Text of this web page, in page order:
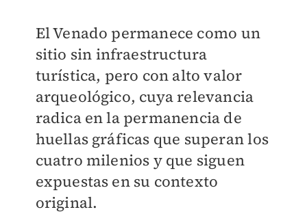
El Venado permanece como un
sitio sin infraestructura
turística, pero con alto valor
arqueológico, cuya relevancia
radica en la permanencia de
huellas gráficas que superan los
cuatro milenios y que siguen
expuestas en su contexto
original.